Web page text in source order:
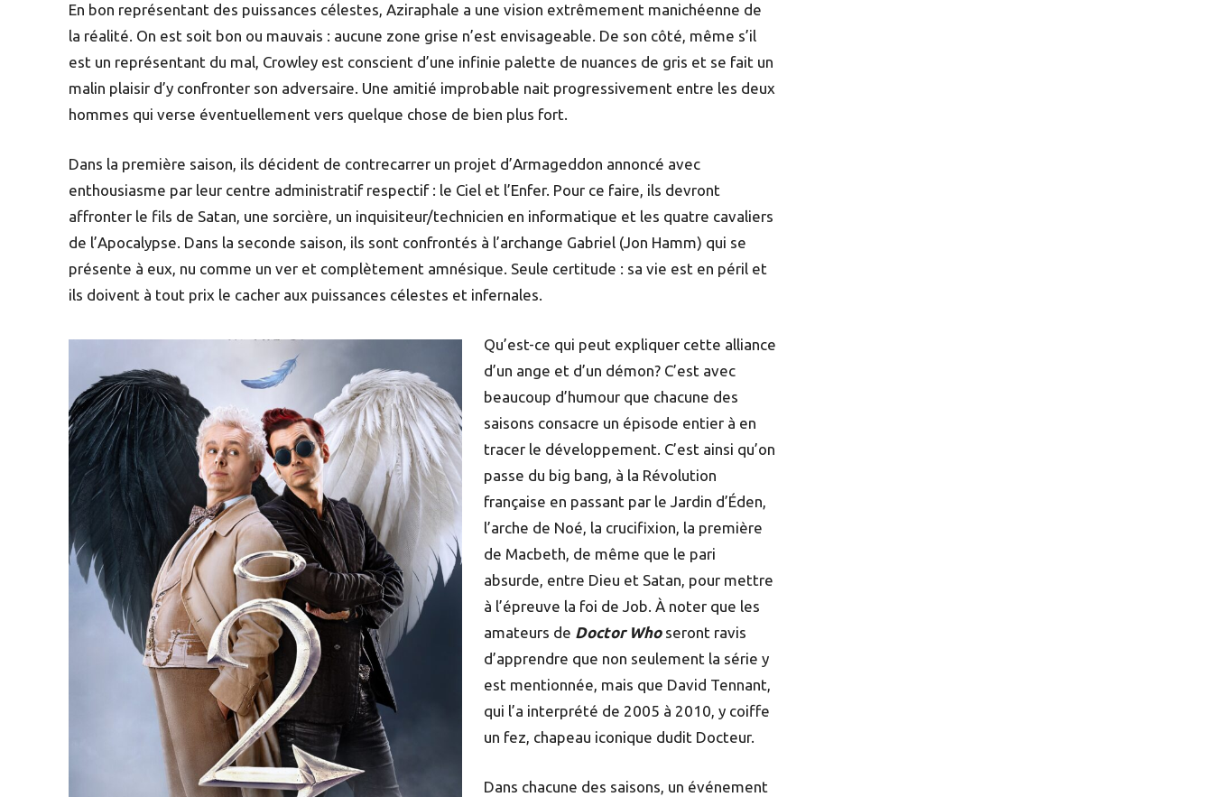
En bon représentant des puissances célestes, Aziraphale a une vision extrêmement manichéenne de
la réalité. On est soit bon ou mauvais : aucune zone grise n’est envisageable. De son côté, même s’il
est un représentant du mal, Crowley est conscient d’une infinie palette de nuances de gris et se fait un
malin plaisir d’y confronter son adversaire. Une amitié improbable nait progressivement entre les deux
hommes qui verse éventuellement vers quelque chose de bien plus fort.
Dans la première saison, ils décident de contrecarrer un projet d’Armageddon annoncé avec
enthousiasme par leur centre administratif respectif : le Ciel et l’Enfer. Pour ce faire, ils devront
affronter le fils de Satan, une sorcière, un inquisiteur/technicien en informatique et les quatre cavaliers
de l’Apocalypse. Dans la seconde saison, ils sont confrontés à l’archange Gabriel (Jon Hamm) qui se
présente à eux, nu comme un ver et complètement amnésique. Seule certitude : sa vie est en péril et
ils doivent à tout prix le cacher aux puissances célestes et infernales.
Qu’est-ce qui peut expliquer cette alliance
d’un ange et d’un démon? C’est avec
beaucoup d’humour que chacune des
saisons consacre un épisode entier à en
tracer le développement. C’est ainsi qu’on
passe du big bang, à la Révolution
française en passant par le Jardin d’Éden,
l’arche de Noé, la crucifixion, la première
de Macbeth, de même que le pari
absurde, entre Dieu et Satan, pour mettre
à l’épreuve la foi de Job. À noter que les
amateurs de Doctor Whoseront ravis
d’apprendre que non seulement la série y
est mentionnée, mais que David Tennant,
qui l’a interprété de 2005 à 2010, y coiffe
un fez, chapeau iconique dudit Docteur.
Dans chacune des saisons, un événement